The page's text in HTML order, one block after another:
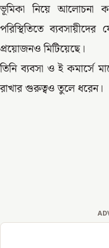
ভূমিকা নিয়ে আলোচনা
পরিস্থিতিতে
প্রয়োজনও মিটিয়েছে।
তিনি ব্যবসা ও ই কমার্সে
রাখার গুরুত্বও তুলে ধরেন।